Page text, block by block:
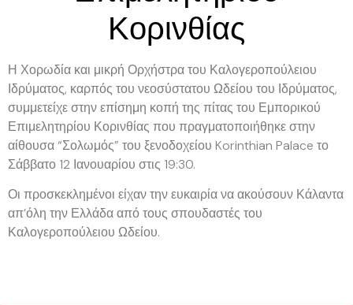
Κορινθίας
Η Χορωδία και μικρή Ορχήστρα του Καλογεροπούλειου
Ιδρύματος, καρπός του νεοσύστατου Ωδείου του Ιδρύματος,
συμμετείχε στην επίσημη κοπή της πίτας του Εμπορικού
Επιμελητηρίου Κορινθίας που πραγματοποιήθηκε στην
αίθουσα “Σολωμός” του ξενοδοχείου Korinthian Palace το
Σάββατο 12 Ιανουαρίου στις 19:30.
Οι προσκεκλημένοι είχαν την ευκαιρία να ακούσουν Κάλαντα
απ’όλη την Ελλάδα από τους σπουδαστές του
Καλογεροπούλειου Ωδείου.